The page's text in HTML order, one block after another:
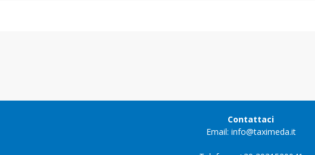
Contattaci
Email: info@taximeda.it